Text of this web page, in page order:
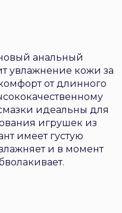
анальный
увлажнение кожи за
от длинного
идеальны для
игрушек из
имеет густую
и в момент